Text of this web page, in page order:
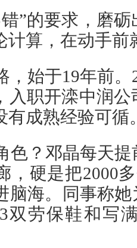
错”的要求，磨
计算，在动手前
，始于19年前
入职开滦中润
有成熟经验可循
色？邓晶每天
，硬是把2000
脑海。同事称
双劳保鞋和写